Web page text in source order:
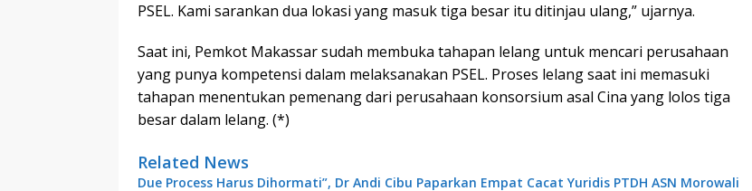
PSEL. Kami sarankan dua lokasi yang masuk tiga besar itu ditinjau ulang,” ujarnya.
Saat ini, Pemkot Makassar sudah membuka tahapan lelang untuk mencari perusahaan
yang punya kompetensi dalam melaksanakan PSEL. Proses lelang saat ini memasuki
tahapan menentukan pemenang dari perusahaan konsorsium asal Cina yang lolos tiga
besar dalam lelang. (*)
Related News
Due Process Harus Dihormati”, Dr Andi Cibu Paparkan Empat Cacat Yuridis PTDH ASN Morowali